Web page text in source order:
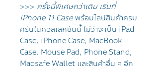
>>> ครั้งนี้พิเศษกว่าเดิม เริ่มที่
iPhone 11 Caseพร้อมไลน์สินค้าครบ
ครันในคอลเลกชันนี้ ไม่ว่าจะเป็น iPad
Case, iPhone Case, MacBook
Case, Mouse Pad, Phone Stand,
Magsafe Wallet และสินค้าอื่น ๆ อีก